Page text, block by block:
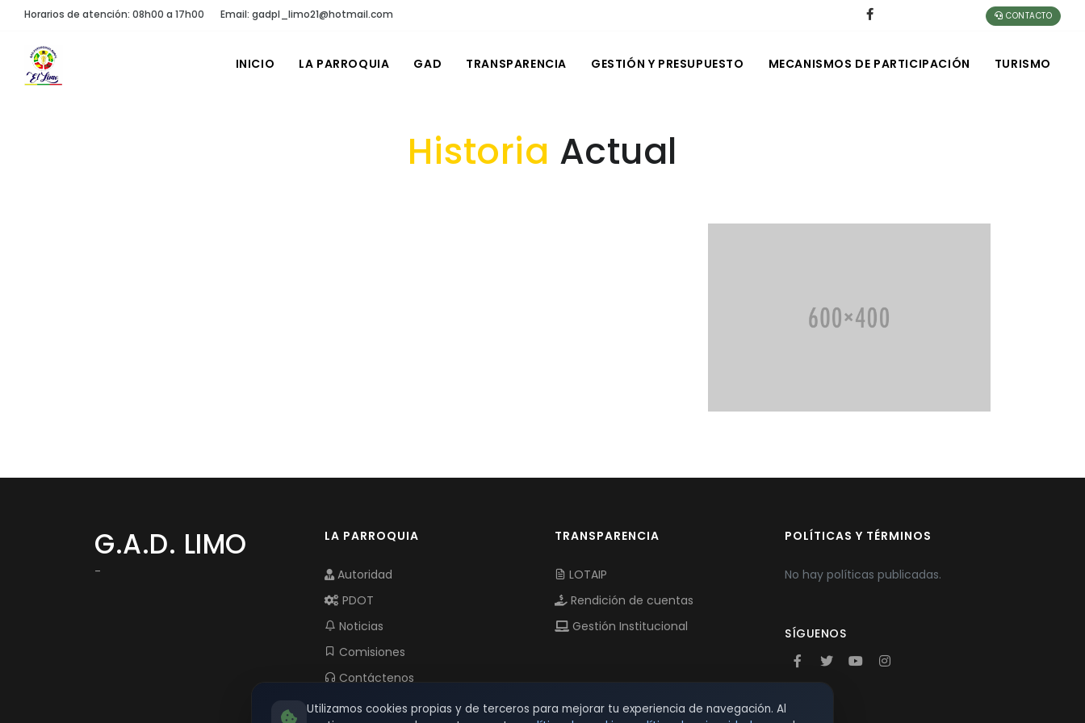
Horarios de atención: 08h00 a 17h00 Email: gadpl_limo21@hotmail.com CONTACTO
INICIO LA PARROQUIA GAD TRANSPARENCIA GESTIÓN Y PRESUPUESTO MECANISMOS DE PARTICIPACIÓN TURISMO
Historia Actual
G.A.D. LIMO
-
LA PARROQUIA
Autoridad
PDOT
Noticias
Comisiones
Contáctenos
TRANSPARENCIA
LOTAIP
Rendición de cuentas
Gestión Institucional
POLÍTICAS Y TÉRMINOS
No hay políticas publicadas.
SÍGUENOS
Utilizamos cookies propias y de terceros para mejorar tu experiencia de navegación. Al